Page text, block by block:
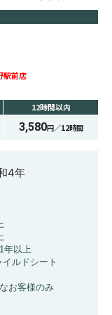
駅前店
12時間以内
3,580円／12時間
4年
年以上
イルドシート
お客様のみ